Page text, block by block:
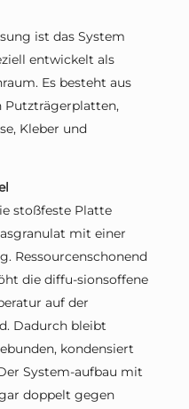
ist das System
entwickelt als
Es besteht aus
Putzträgerplatten,
Kleber und
stoßfeste Platte
mit einer
Ressourcenschonend
die diffu-sionsoffene
auf der
Dadurch bleibt
kondensiert
System-aufbau mit
doppelt gegen